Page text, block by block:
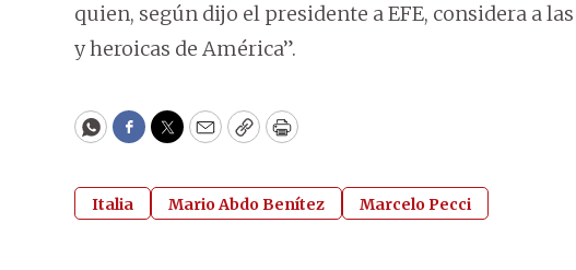
quien, según dijo el presidente a EFE, considera a
y heroicas de América”.
WhatsApp
Facebook
Twitter
EmailCopyPrint
Italia Mario Abdo Benítez Marcelo Pecci